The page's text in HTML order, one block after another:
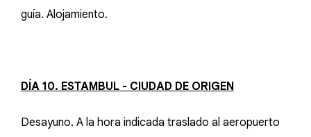
guía. Alojamiento.
DÍA 10. ESTAMBUL - CIUDAD DE ORIGEN
Desayuno. A la hora indicada traslado al aeropuerto